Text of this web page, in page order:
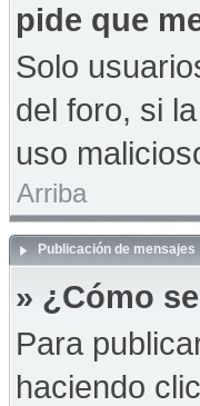
pide que
Solo
del foro, si
uso
Arriba
Publicación de mensajes
» ¿Cómo
Para
haciendo